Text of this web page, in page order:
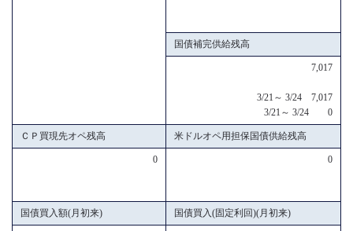
国債補完供給残高
7,017
3/21～ 3/24 7,017
3/21～ 3/24 0
ＣＰ買現先オペ残高 米ドルオペ用担保国債供給残高
0 0
国債買入額(月初来) 国債買入(固定利回)(月初来)